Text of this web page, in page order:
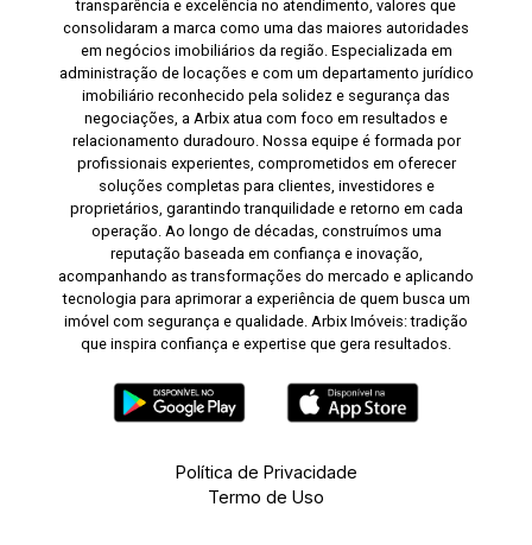
transparência e excelência no atendimento, valores que
consolidaram a marca como uma das maiores autoridades
em negócios imobiliários da região. Especializada em
administração de locações e com um departamento jurídico
imobiliário reconhecido pela solidez e segurança das
negociações, a Arbix atua com foco em resultados e
relacionamento duradouro. Nossa equipe é formada por
profissionais experientes, comprometidos em oferecer
soluções completas para clientes, investidores e
proprietários, garantindo tranquilidade e retorno em cada
operação. Ao longo de décadas, construímos uma
reputação baseada em confiança e inovação,
acompanhando as transformações do mercado e aplicando
tecnologia para aprimorar a experiência de quem busca um
imóvel com segurança e qualidade. Arbix Imóveis: tradição
que inspira confiança e expertise que gera resultados.
Política de Privacidade
Termo de Uso